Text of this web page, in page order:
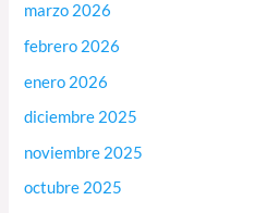
marzo 2026
febrero 2026
enero 2026
diciembre 2025
noviembre 2025
octubre 2025